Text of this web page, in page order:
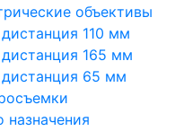
объективы
110 мм
165 мм
дистанция 65 мм
назначения